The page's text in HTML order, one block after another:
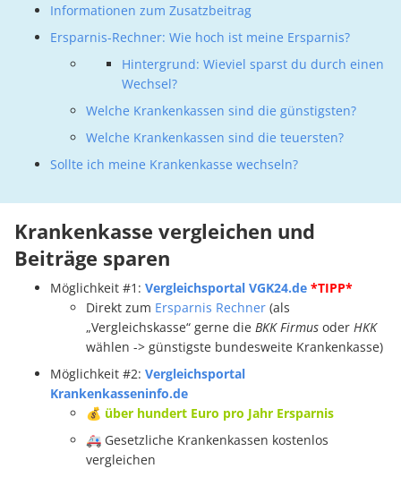
Informationen zum Zusatzbeitrag
Ersparnis-Rechner: Wie hoch ist meine Ersparnis?
Hintergrund: Wieviel sparst du durch einen
Wechsel?
Welche Krankenkassen sind die günstigsten?
Welche Krankenkassen sind die teuersten?
Sollte ich meine Krankenkasse wechseln?
Krankenkasse vergleichen und
Beiträge sparen
Möglichkeit #1: Vergleichsportal VGK24.de *TIPP*
Direkt zum Ersparnis Rechner (als
„Vergleichskasse“ gerne die BKK Firmus oder HKK
wählen -> günstigste bundesweite Krankenkasse)
Möglichkeit #2: Vergleichsportal
Krankenkasseninfo.de
💰 über hundert Euro pro Jahr Ersparnis
🚑 Gesetzliche Krankenkassen kostenlos
vergleichen